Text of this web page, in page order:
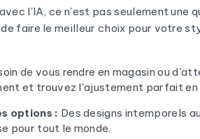
l'IA, ce n'est pas seulement une
faire le meilleur choix pour votre
de vous rendre en magasin ou
et trouvez l'ajustement parfait en
options : Des designs intemporels
pour tout le monde.